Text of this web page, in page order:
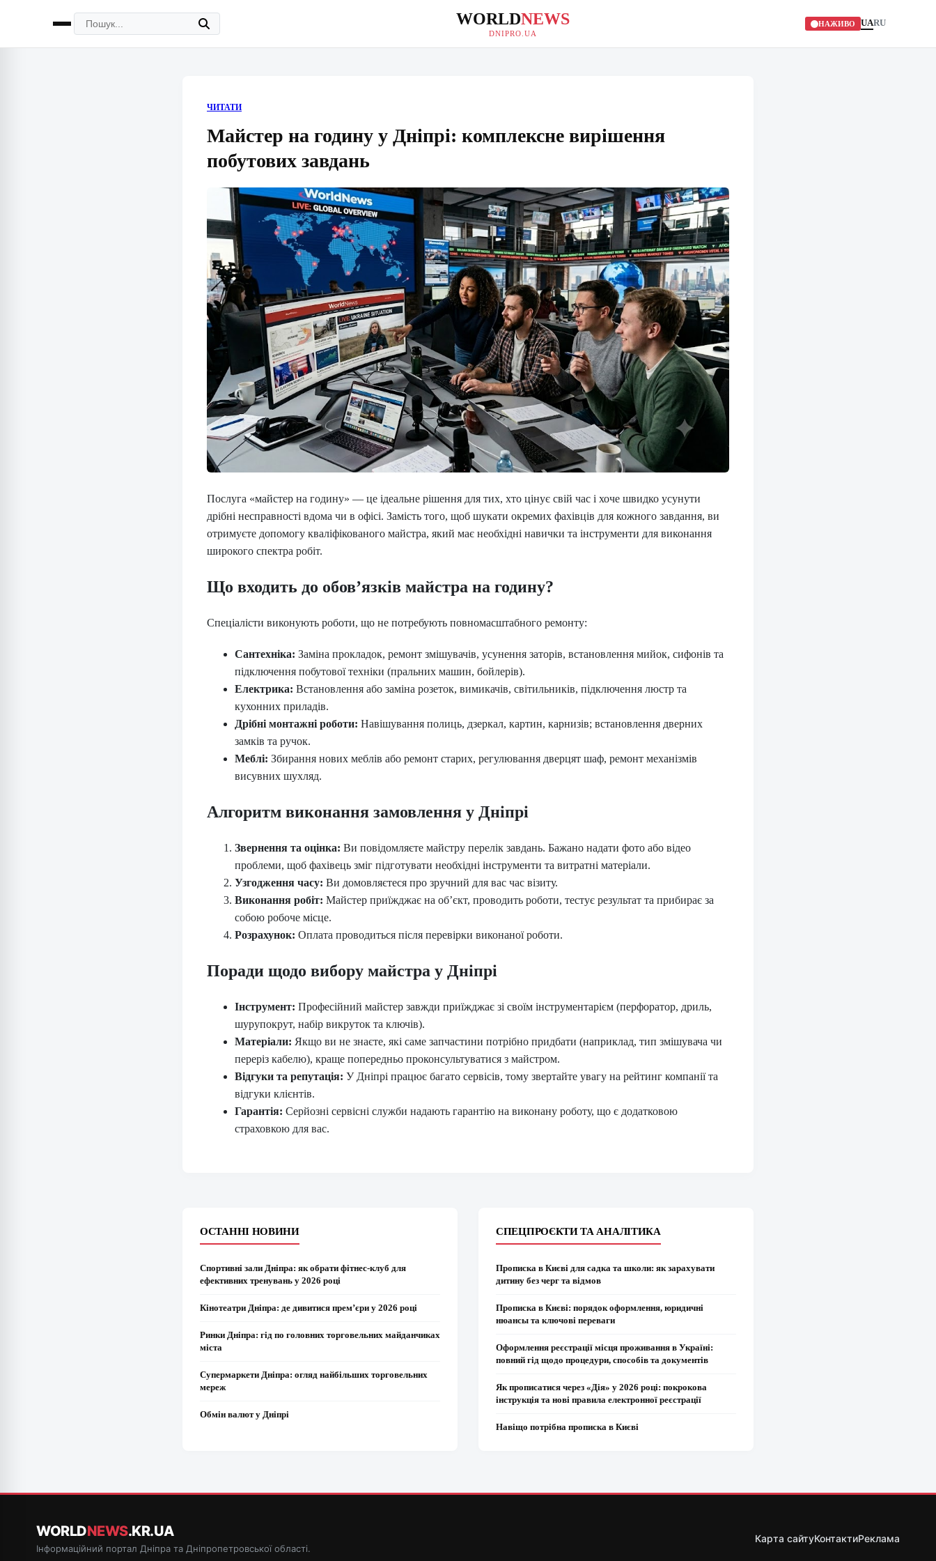
WORLDNEWS
DNIPRO.UA
НАЖИВО UARU
ЧИТАТИ
Майстер на годину у Дніпрі: комплексне вирішення
побутових завдань
Послуга «майстер на годину» — це ідеальне рішення для тих, хто цінує свій час і хоче швидко усунути
дрібні несправності вдома чи в офісі. Замість того, щоб шукати окремих фахівців для кожного завдання, ви
отримуєте допомогу кваліфікованого майстра, який має необхідні навички та інструменти для виконання
широкого спектра робіт.
Що входить до обов’язків майстра на годину?
Спеціалісти виконують роботи, що не потребують повномасштабного ремонту:
Сантехніка: Заміна прокладок, ремонт змішувачів, усунення заторів, встановлення мийок, сифонів та
підключення побутової техніки (пральних машин, бойлерів).
Електрика: Встановлення або заміна розеток, вимикачів, світильників, підключення люстр та
кухонних приладів.
Дрібні монтажні роботи: Навішування полиць, дзеркал, картин, карнизів; встановлення дверних
замків та ручок.
Меблі: Збирання нових меблів або ремонт старих, регулювання дверцят шаф, ремонт механізмів
висувних шухляд.
Алгоритм виконання замовлення у Дніпрі
Звернення та оцінка: Ви повідомляєте майстру перелік завдань. Бажано надати фото або відео
проблеми, щоб фахівець зміг підготувати необхідні інструменти та витратні матеріали.
Узгодження часу: Ви домовляєтеся про зручний для вас час візиту.
Виконання робіт: Майстер приїжджає на об’єкт, проводить роботи, тестує результат та прибирає за
собою робоче місце.
Розрахунок: Оплата проводиться після перевірки виконаної роботи.
Поради щодо вибору майстра у Дніпрі
Інструмент: Професійний майстер завжди приїжджає зі своїм інструментарієм (перфоратор, дриль,
шурупокрут, набір викруток та ключів).
Матеріали: Якщо ви не знаєте, які саме запчастини потрібно придбати (наприклад, тип змішувача чи
переріз кабелю), краще попередньо проконсультуватися з майстром.
Відгуки та репутація: У Дніпрі працює багато сервісів, тому звертайте увагу на рейтинг компанії та
відгуки клієнтів.
Гарантія: Серйозні сервісні служби надають гарантію на виконану роботу, що є додатковою
страховкою для вас.
ОСТАННІ НОВИНИ
Спортивні зали Дніпра: як обрати фітнес-клуб для
ефективних тренувань у 2026 році
Кінотеатри Дніпра: де дивитися прем’єри у 2026 році
Ринки Дніпра: гід по головних торговельних майданчиках
міста
Супермаркети Дніпра: огляд найбільших торговельних
мереж
Обмін валют у Дніпрі
СПЕЦПРОЄКТИ ТА АНАЛІТИКА
Прописка в Києві для садка та школи: як зарахувати
дитину без черг та відмов
Прописка в Києві: порядок оформлення, юридичні
нюансы та ключові переваги
Оформлення реєстрації місця проживання в Україні:
повний гід щодо процедури, способів та документів
Як прописатися через «Дія» у 2026 році: покрокова
інструкція та нові правила електронної реєстрації
Навіщо потрібна прописка в Києві
WORLDNEWS.KR.UA
Інформаційний портал Дніпра та Дніпропетровської області.
Карта сайтуКонтактиРеклама